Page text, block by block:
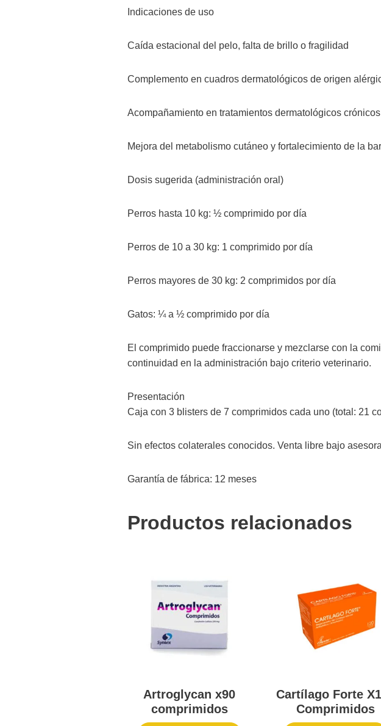
Indicaciones de uso
Caída estacional del pelo, falta de brillo o fragilidad
Complemento en cuadros dermatológicos de origen
Acompañamiento en tratamientos dermatológicos
Mejora del metabolismo cutáneo y fortalecimiento de la
Dosis sugerida (administración oral)
Perros hasta 10 kg: ½ comprimido por día
Perros de 10 a 30 kg: 1 comprimido por día
Perros mayores de 30 kg: 2 comprimidos por día
Gatos: ¼ a ½ comprimido por día
El comprimido puede fraccionarse y mezclarse con la
continuidad en la administración bajo criterio veterinario.
Presentación
Caja con 3 blisters de 7 comprimidos cada uno (total: 21
Sin efectos colaterales conocidos. Venta libre bajo
Garantía de fábrica: 12 meses
Productos relacionados
Artroglycan x90
comprimidos
Cartílago Forte
Comprimidos